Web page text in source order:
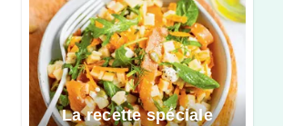
La recette spéciale